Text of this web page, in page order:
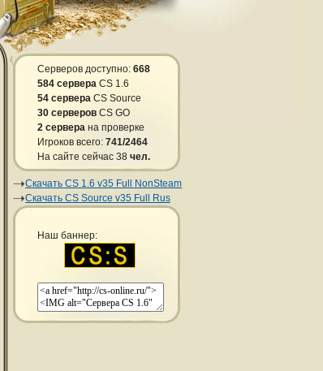
Серверов доступно: 668
584 сервера CS 1.6
54 сервера CS Source
30 серверов CS GO
2 сервера на проверке
Игроков всего: 741/2464
На сайте сейчас 38 чел.
Скачать CS 1.6 v35 Full NonSteam
Скачать CS Source v35 Full Rus
Наш баннер: